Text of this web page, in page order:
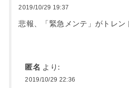
2019/10/29 19:37
悲報、「緊急メンテ」がトレン
匿名 より:
2019/10/29 22:36